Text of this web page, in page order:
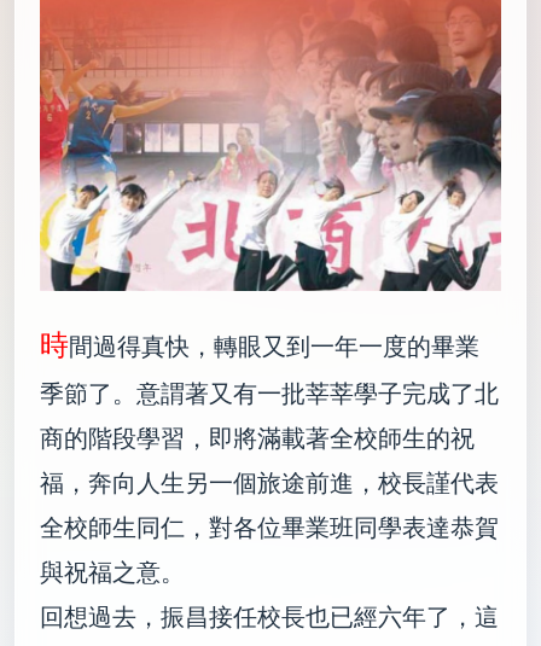
時間過得真快，轉眼又到一年一度的畢業
季節了。意謂著又有一批莘莘學子完成了北
商的階段學習，即將滿載著全校師生的祝
福，奔向人生另一個旅途前進，校長謹代表
全校師生同仁，對各位畢業班同學表達恭賀
與祝福之意。
回想過去，振昌接任校長也已經六年了，這